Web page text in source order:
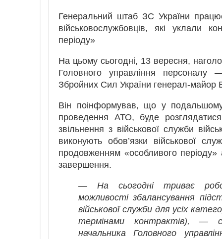
Генеральний штаб ЗС України
військовослужбовців, які уклали
періоду»
На цьому сьогодні, 13 вересня,
Головного управління персоналу
Збройних Сил України генерал-
Він поінформував, що у
проведення АТО, буде
звільнення з військової служби
виконують обов’язки військової
продовженням «особливого
завершення.
— На сьогодні триває
можливості збалансування
військової служби для усіх
термінами контрактів), —
начальника Головного